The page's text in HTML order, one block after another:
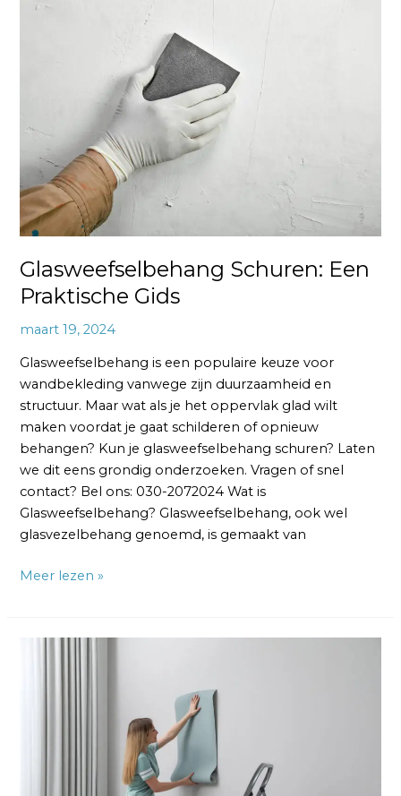
Glasweefselbehang Schuren: Een
Praktische Gids
maart 19, 2024
Glasweefselbehang is een populaire keuze voor
wandbekleding vanwege zijn duurzaamheid en
structuur. Maar wat als je het oppervlak glad wilt
maken voordat je gaat schilderen of opnieuw
behangen? Kun je glasweefselbehang schuren? Laten
we dit eens grondig onderzoeken. Vragen of snel
contact? Bel ons: 030-2072024 Wat is
Glasweefselbehang? Glasweefselbehang, ook wel
glasvezelbehang genoemd, is gemaakt van
Glasweefselbehang
Meer lezen »